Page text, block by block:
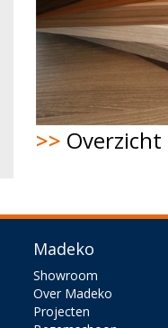
>> Overzicht
Madeko
Showroom
Over Madeko
Projecten